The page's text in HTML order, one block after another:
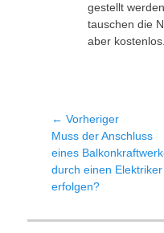
gestellt
tauschen die
aber kostenlos.
← Vorheriger
Vorheriger
Beitrag:
Muss der Anschluss
eines
durch einen Elektriker
erfolgen?